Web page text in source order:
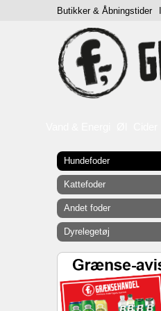
Hundefoder
Kattefoder
Andet foder
Dyrelegetøj
Butikker & Åbningstider